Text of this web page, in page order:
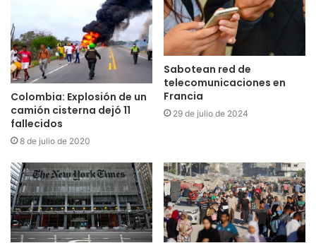
Colombia: Explosión de un
camión cisterna dejó 11
fallecidos
8 de julio de 2020
Sabotean red de
telecomunicaciones en
Francia
29 de julio de 2024